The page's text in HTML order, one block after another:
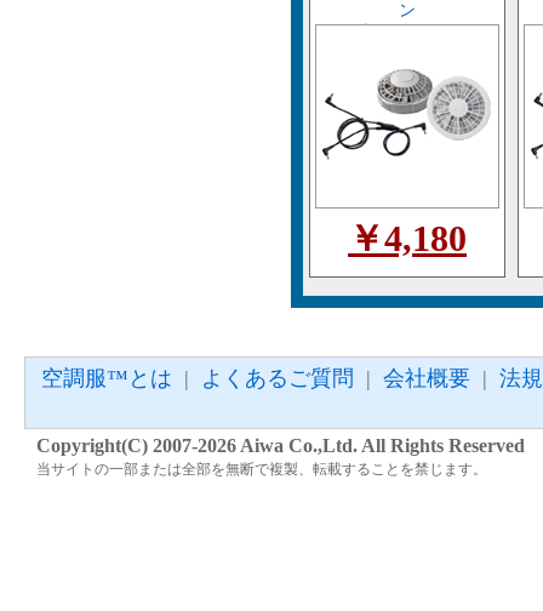
ン
￥4,180
空調服™とは | よくあるご質問 | 会社概要 | 法
Copyright(C) 2007-2026 Aiwa Co.,Ltd. All Rights Reserved
当サイトの一部または全部を無断で複製、転載することを禁じます。